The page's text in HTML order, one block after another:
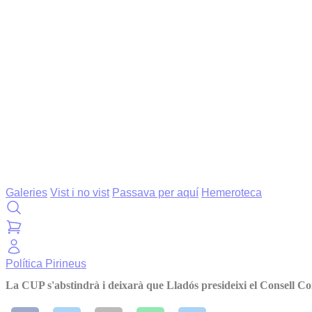
Galeries Vist i no vist Passava per aquí Hemeroteca
Política Pirineus
La CUP s'abstindrà i deixarà que Lladós presideixi el Consell